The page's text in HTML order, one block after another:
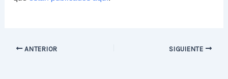
ANTERIOR SIGUIENTE